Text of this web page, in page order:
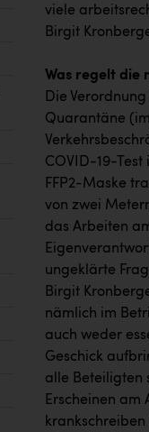
viele
Birgit
Was regelt die
Die
Quarantäne
COVID-19-
FFP2-Maske
von zwei
das Arbeiten
ungeklärte
Birgit
nämlich im
auch weder
Geschick
alle Beteiligten
Erscheinen am